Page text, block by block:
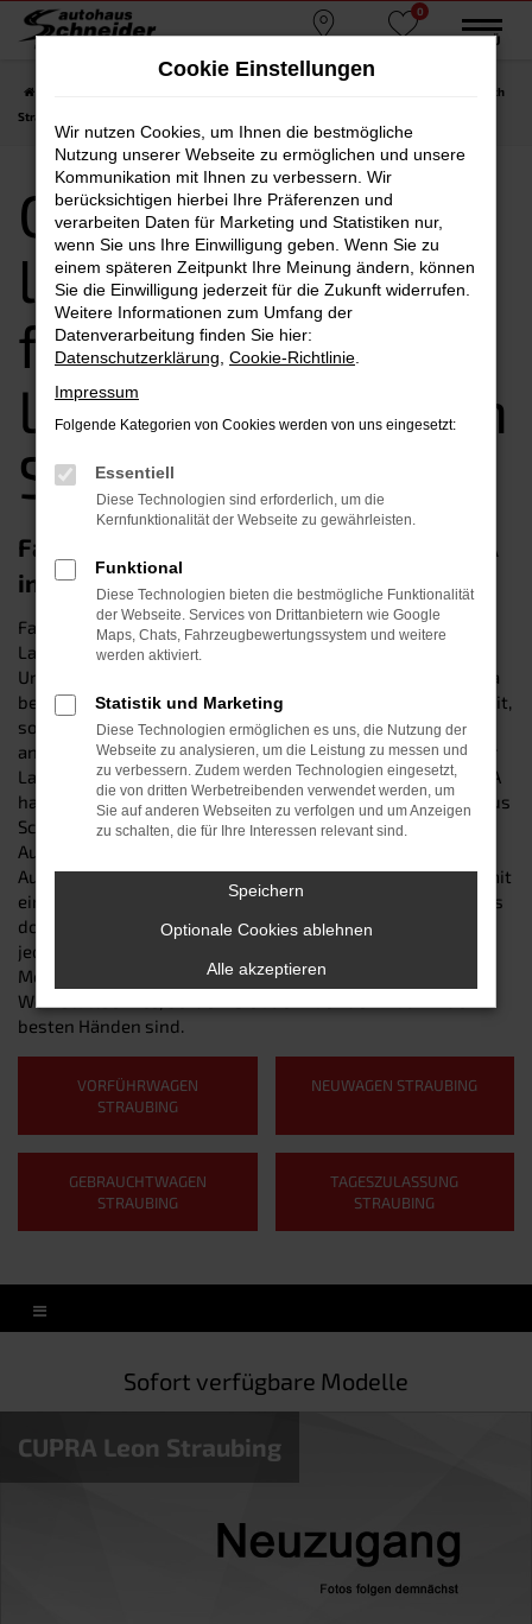
Zum
0
MENÜ
CUPRA kaufen, leasen, finanzieren | Lieferservice nach
Straubing
CUPRA kaufen,
leasen,
finanzieren |
Lieferservice nach
Straubing
Fahren auf Top-Niveau mit einem CUPRA
in Straubing
Fahrzeuge von CUPRA gehören in Sachen Qualität seit
Langem zur Top-Liga – und sind auch für Straubing und
Umgebung die perfekte Wahl. Die Autos der Traditionsfirma
bestechen nicht nur durch Langlebigkeit und Zuverlässigkeit,
sondern ebenso durch technische Innovation und ihr
ansprechendes Design. Egal, ob Sie im Stadtverkehr, auf der
Landstraßen oder aber im Gelände unterwegs sind – CUPRA
hat für jeden Zweck das passende Modell. Wir vom Autohaus
Schneider sind Ihr lokaler Vertrauenshändler für sämtliche
Autos des Top-Herstellers – und bieten Ihnen eine breite
Auswahl vom Kleinfahrzeug bis hin zum SUV. Wie wäre es mit
einem hochmodern ausgestatteten Neuwagen? Oder soll es
doch lieber ein solider „Gebrauchter“ sein? Bei uns findet
jeder [MARKE}-Liebhaber das perfekte Auto für seine
Mobilitätsbedürfnisse. Ganz zu schweigen von unserem
Werkstattservice, bei dem Sie auch nach dem Kauf in den
besten Händen sind.
VORFÜHRWAGEN
STRAUBING
NEUWAGEN STRAUBING
GEBRAUCHTWAGEN
STRAUBING
TAGESZULASSUNG
STRAUBING
Sofort verfügbare Modelle
CUPRA Leon Straubing
Cookie Einstellungen
Wir nutzen Cookies, um Ihnen die bestmögliche
Nutzung unserer Webseite zu ermöglichen und unsere
Kommunikation mit Ihnen zu verbessern. Wir
berücksichtigen hierbei Ihre Präferenzen und
verarbeiten Daten für Marketing und Statistiken nur,
wenn Sie uns Ihre Einwilligung geben. Wenn Sie zu
einem späteren Zeitpunkt Ihre Meinung ändern, können
Sie die Einwilligung jederzeit für die Zukunft widerrufen.
Weitere Informationen zum Umfang der
Datenverarbeitung finden Sie hier:
Datenschutzerklärung Cookie-Richtlinie
Impressum
Folgende Kategorien von Cookies werden von uns eingesetzt:
Essentiell
Diese Technologien sind erforderlich, um die
Kernfunktionalität der Webseite zu gewährleisten.
Funktional
Diese Technologien bieten die bestmögliche Funktionalität
der Webseite. Services von Drittanbietern wie Google
Maps, Chats, Fahrzeugbewertungssystem und weitere
werden aktiviert.
Statistik und Marketing
Diese Technologien ermöglichen es uns, die Nutzung der
Webseite zu analysieren, um die Leistung zu messen und
zu verbessern. Zudem werden Technologien eingesetzt,
die von dritten Werbetreibenden verwendet werden, um
Sie auf anderen Webseiten zu verfolgen und um Anzeigen
zu schalten, die für Ihre Interessen relevant sind.
Speichern
Optionale Cookies ablehnen
Alle akzeptieren